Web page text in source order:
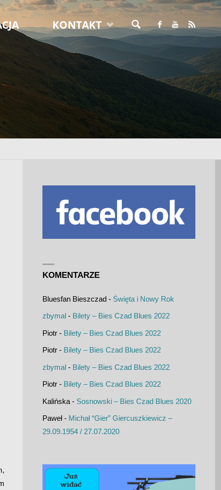
KONTAKT
SZUKAJ
KOMENTARZE
Bluesfan Bieszczad- Święta i Nowy Rok
zbymal- Bilety – Bies Czad Blues 2022
Piotr- Bilety – Bies Czad Blues 2022
Piotr- Bilety – Bies Czad Blues 2022
zbymal- Bilety – Bies Czad Blues 2022
Piotr- Bilety – Bies Czad Blues 2022
Kalińska- Sosnowski – Bies Czad Blues 2020
Paweł- Michał “Gier” Giercuszkiewicz –
29.09.1954 / 27.07.2020